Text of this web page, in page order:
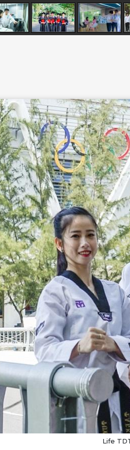
Life